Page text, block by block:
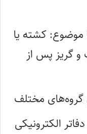
کشته یا
گریز پس از
گروه‌های مختلف
الکترونیکی